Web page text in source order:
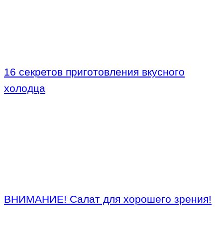
16 секретов приготовления вкусного
холодца
ВНИМАНИЕ! Салат для хорошего зрения!